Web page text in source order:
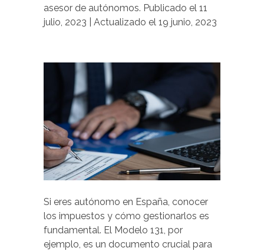
asesor de autónomos. Publicado el 11
julio, 2023 | Actualizado el 19 junio, 2023
Si eres autónomo en España, conocer
los impuestos y cómo gestionarlos es
fundamental. El Modelo 131, por
ejemplo, es un documento crucial para